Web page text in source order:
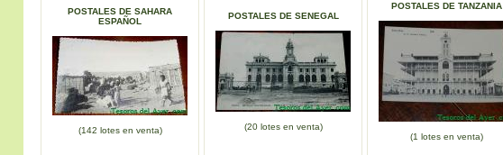
POSTALES DE SAHARA
ESPAÑOL
(142 lotes en venta)
POSTALES DE SENEGAL
(20 lotes en venta)
POSTALES DE TANZANIA
(1 lotes en venta)